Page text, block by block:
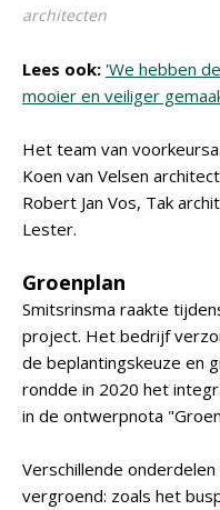
architecten
Lees ook: 'We hebben
mooier en veiliger
Het team van
Koen van Velsen
Robert Jan Vos, Tak
Lester.
Groenplan
Smitsrinsma raakte
project. Het bedrijf
de beplantingskeuze en
rondde in 2020 het
in de ontwerpnota
Verschillende
vergroend: zoals het